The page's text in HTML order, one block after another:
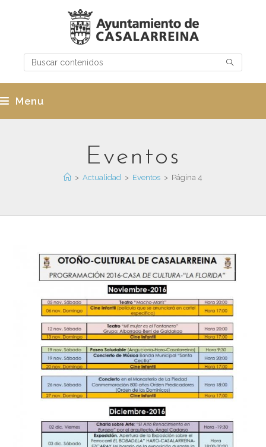
Menu
Eventos
> Actualidad > Eventos > Página 4